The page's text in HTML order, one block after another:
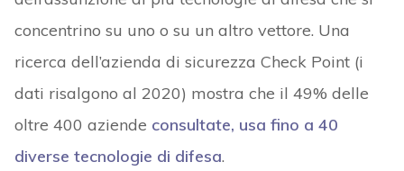
concentrino su uno o su un altro vettore. Una
ricerca dell’azienda di sicurezza Check Point (i
dati risalgono al 2020) mostra che il 49% delle
oltre 400 aziende consultate, usa fino a 40
diverse tecnologie di difesa.